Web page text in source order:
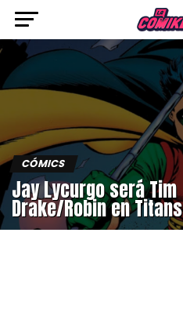
CÓMICS
Jay Lycurgo será Tim
Drake/Robin en Titans